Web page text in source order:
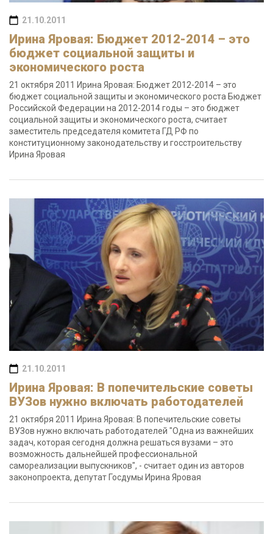
21.10.2011
Ирина Яровая: Бюджет 2012-2014 – это
бюджет социальной защиты и
экономического роста
21 октября 2011 Ирина Яровая: Бюджет 2012-2014 – это
бюджет социальной защиты и экономического роста Бюджет
Российской Федерации на 2012-2014 годы – это бюджет
социальной защиты и экономического роста, считает
заместитель председателя комитета ГД РФ по
конституционному законодательству и госстроительству
Ирина Яровая
21.10.2011
Ирина Яровая: В попечительские советы
ВУЗов нужно включать работодателей
21 октября 2011 Ирина Яровая: В попечительские советы
ВУЗов нужно включать работодателей "Одна из важнейших
задач, которая сегодня должна решаться вузами – это
возможность дальнейшей профессиональной
самореализации выпускников", - считает один из авторов
законопроекта, депутат Госдумы Ирина Яровая